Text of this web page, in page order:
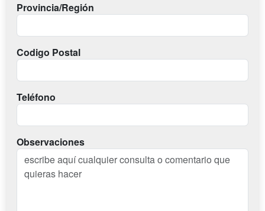
Provincia/Región
Codigo Postal
Teléfono
Observaciones